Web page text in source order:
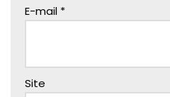
E-mail *
Site